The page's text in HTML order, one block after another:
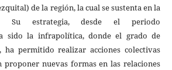
de la región, la cual se sustenta en la
Su estrategia, desde el periodo
sido la infrapolítica, donde el grado de
ha permitido realizar acciones colectivas
proponer nuevas formas en las relaciones